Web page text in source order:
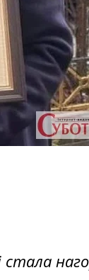
стала